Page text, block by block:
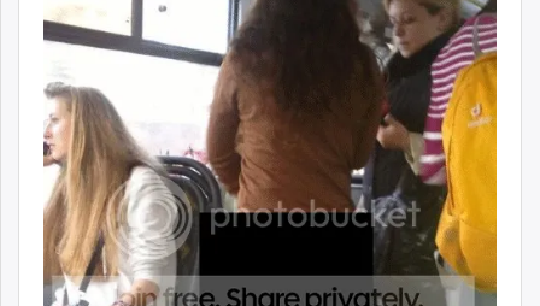
ikon.mn
mnb.mn
Livetv.mn
Eguur.mn
24tsag.mn
shuud.mn
eagle.mn
ergelt.mn
zarig.mn
today.mn